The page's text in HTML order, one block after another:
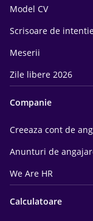
Model CV
Scrisoare de
Meserii
Zile libere 2026
Companie
Creeaza cont de
Anunturi de
We Are HR
Calculatoare